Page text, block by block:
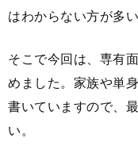
はわからない方が多
そこで今回は、専有
めました。家族や単
書いていますので、
い。